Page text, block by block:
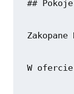
##
W